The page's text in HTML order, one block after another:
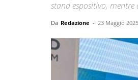
stand espositivo,
Da Redazione - 23 Maggio 2025